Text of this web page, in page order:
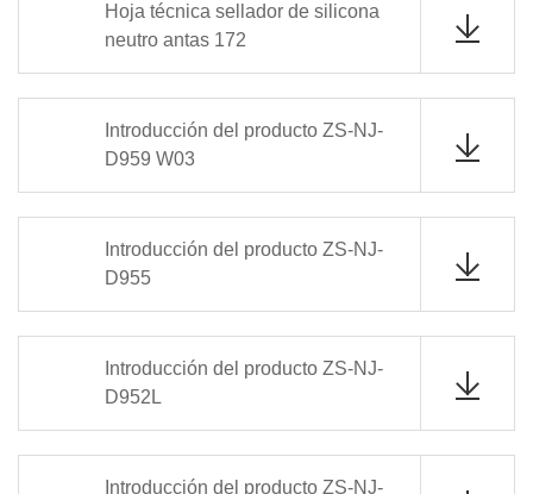
Hoja técnica sellador de silicona
neutro antas 172
Introducción del producto ZS-NJ-
D959 W03
Introducción del producto ZS-NJ-
D955
Introducción del producto ZS-NJ-
D952L
Introducción del producto ZS-NJ-